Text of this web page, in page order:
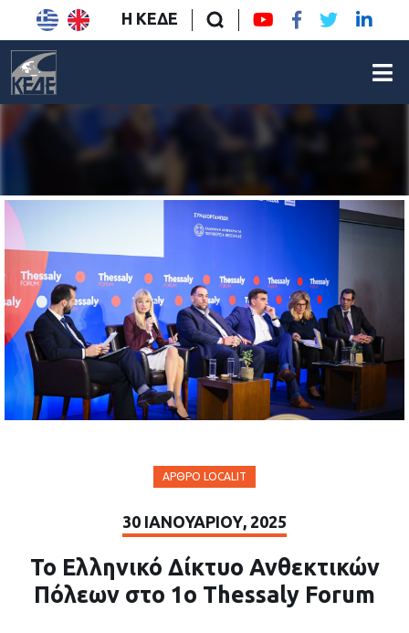
Η ΚΕΔΕ
ΆΡΘΡΟ LOCALIT
30 ΙΑΝΟΥΑΡΊΟΥ, 2025
Το Ελληνικό Δίκτυο Ανθεκτικών
Πόλεων στο 1ο Thessaly Forum